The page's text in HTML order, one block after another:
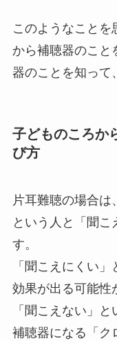
このようなことを
から補聴器のこと
器のことを知って
子どものころか
び方
片耳難聴の場合は
という人と「聞こ
す。
「聞こえにくい
効果が出る可能性
「聞こえない」
補聴器になる「ク